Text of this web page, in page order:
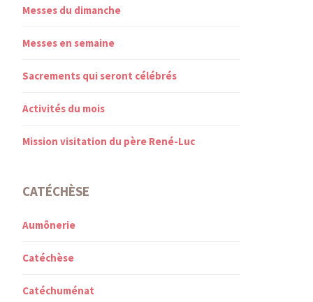
Messes du dimanche
Messes en semaine
Sacrements qui seront célébrés
Activités du mois
Mission visitation du père René-Luc
CATÉCHÈSE
Aumônerie
Catéchèse
Catéchuménat